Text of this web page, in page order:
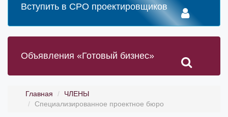
Вступить в СРО проектировщиков
Объявления «Готовый бизнес»
Главная
ЧЛЕНЫ
Специализированное проектное бюро